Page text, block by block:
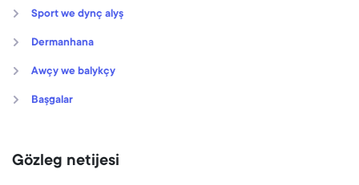
Sport we dynç alyş
Dermanhana
Awçy we balykçy
Başgalar
Gözleg netijesi